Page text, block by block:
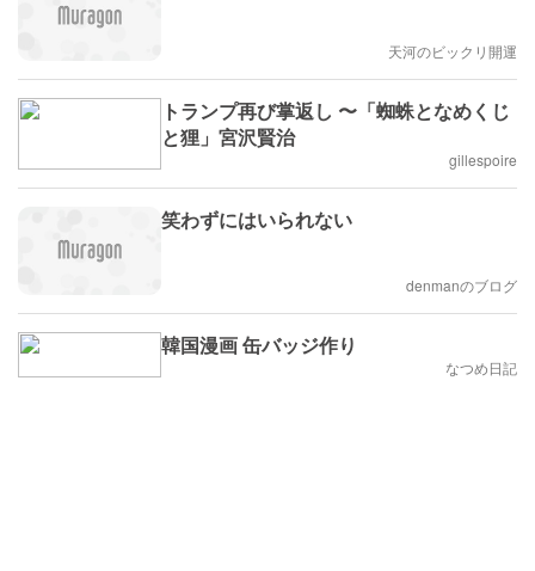
天河のビックリ開運
トランプ再び掌返し 〜「蜘蛛となめくじ
と狸」宮沢賢治
gillespoire
笑わずにはいられない
denmanのブログ
韓国漫画 缶バッジ作り
なつめ日記